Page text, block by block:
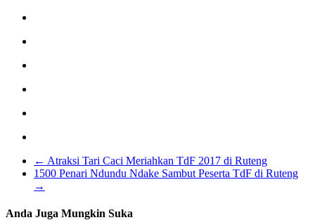
← Atraksi Tari Caci Meriahkan TdF 2017 di Ruteng
1500 Penari Ndundu Ndake Sambut Peserta TdF di Ruteng
→
Anda Juga Mungkin Suka